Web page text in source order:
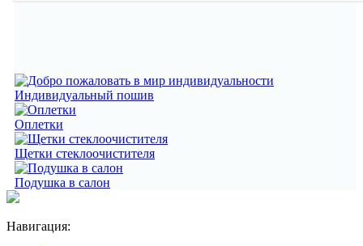
Индивидуальный пошив
Оплетки
Щетки стеклоочистителя
Подушка в салон
Навигация: